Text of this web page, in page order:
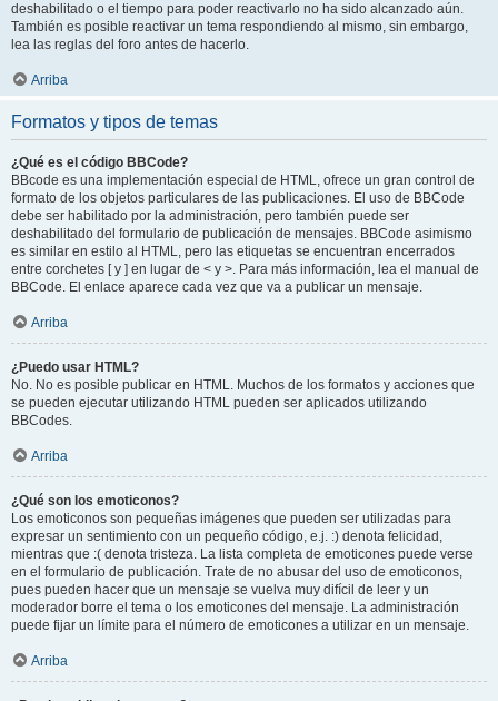
deshabilitado o el tiempo para poder reactivarlo no ha sido alcanzado aún.
También es posible reactivar un tema respondiendo al mismo, sin embargo,
lea las reglas del foro antes de hacerlo.
Arriba
Formatos y tipos de temas
¿Qué es el código BBCode?
BBcode es una implementación especial de HTML, ofrece un gran control de
formato de los objetos particulares de las publicaciones. El uso de BBCode
debe ser habilitado por la administración, pero también puede ser
deshabilitado del formulario de publicación de mensajes. BBCode asimismo
es similar en estilo al HTML, pero las etiquetas se encuentran encerrados
entre corchetes [ y ] en lugar de < y >. Para más información, lea el manual de
BBCode. El enlace aparece cada vez que va a publicar un mensaje.
Arriba
¿Puedo usar HTML?
No. No es posible publicar en HTML. Muchos de los formatos y acciones que
se pueden ejecutar utilizando HTML pueden ser aplicados utilizando
BBCodes.
Arriba
¿Qué son los emoticonos?
Los emoticonos son pequeñas imágenes que pueden ser utilizadas para
expresar un sentimiento con un pequeño código, e.j. :) denota felicidad,
mientras que :( denota tristeza. La lista completa de emoticones puede verse
en el formulario de publicación. Trate de no abusar del uso de emoticonos,
pues pueden hacer que un mensaje se vuelva muy difícil de leer y un
moderador borre el tema o los emoticones del mensaje. La administración
puede fijar un límite para el número de emoticones a utilizar en un mensaje.
Arriba